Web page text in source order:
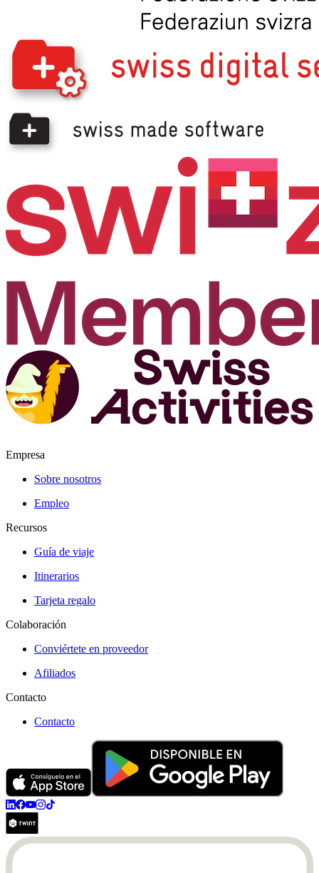
Empresa
Sobre nosotros
Empleo
Recursos
Guía de viaje
Itinerarios
Tarjeta regalo
Colaboración
Conviértete en proveedor
Afiliados
Contacto
Contacto